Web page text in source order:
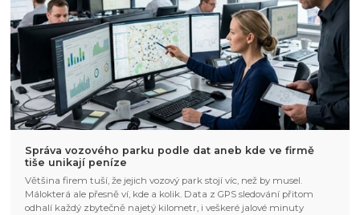
Správa vozového parku podle dat aneb kde ve firmě
tiše unikají peníze
Většina firem tuší, že jejich vozový park stojí víc, než by musel.
Málokterá ale přesně ví, kde a kolik. Data z GPS sledování přitom
odhalí každý zbytečně najetý kilometr, i veškeré jalové minuty